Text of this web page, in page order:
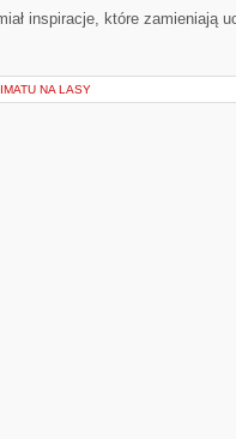
inspiracje, które zamieniają
NA LASY